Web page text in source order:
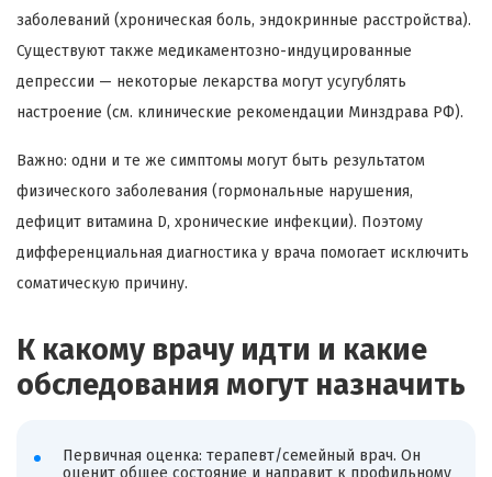
заболеваний (хроническая боль, эндокринные расстройства).
Существуют также медикаментозно-индуцированные
депрессии — некоторые лекарства могут усугублять
настроение (см. клинические рекомендации Минздрава РФ).
Важно: одни и те же симптомы могут быть результатом
физического заболевания (гормональные нарушения,
дефицит витамина D, хронические инфекции). Поэтому
дифференциальная диагностика у врача помогает исключить
соматическую причину.
К какому врачу идти и какие
обследования могут назначить
Первичная оценка: терапевт/семейный врач. Он